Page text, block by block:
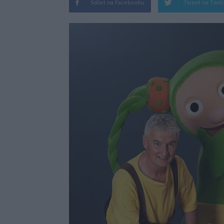
Sdílet na Facebooku Tweet na